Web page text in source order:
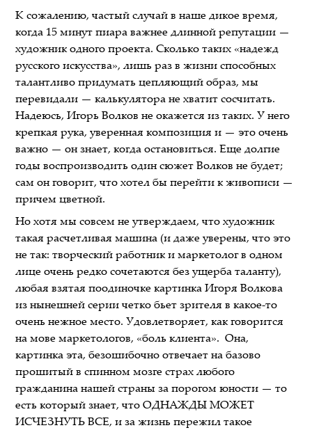
К сожалению, частый случай в наше дикое время,
когда 15 минут пиара важнее длинной репутации —
художник одного проекта. Сколько таких «надежд
русского искусства», лишь раз в жизни способных
талантливо придумать цепляющий образ, мы
перевидали — калькулятора не хватит сосчитать.
Надеюсь, Игорь Волков не окажется из таких. У него
крепкая рука, уверенная композиция и — это очень
важно — он знает, когда остановиться. Еще долгие
годы воспроизводить один сюжет Волков не будет;
сам он говорит, что хотел бы перейти к живописи —
причем цветной.
Но хотя мы совсем не утверждаем, что художник
такая расчетливая машина (и даже уверены, что это
не так: творческий работник и маркетолог в одном
лице очень редко сочетаются без ущерба таланту),
любая взятая поодиночке картинка Игоря Волкова
из нынешней серии четко бьет зрителя в какое-то
очень нежное место. Удовлетворяет, как говорится
на мове маркетологов, «боль клиента». Она,
картинка эта, безошибочно отвечает на базово
прошитый в спинном мозге страх любого
гражданина нашей страны за порогом юности — то
есть который знает, что ОДНАЖДЫ МОЖЕТ
ИСЧЕЗНУТЬ ВСЕ, и за жизнь пережил такое